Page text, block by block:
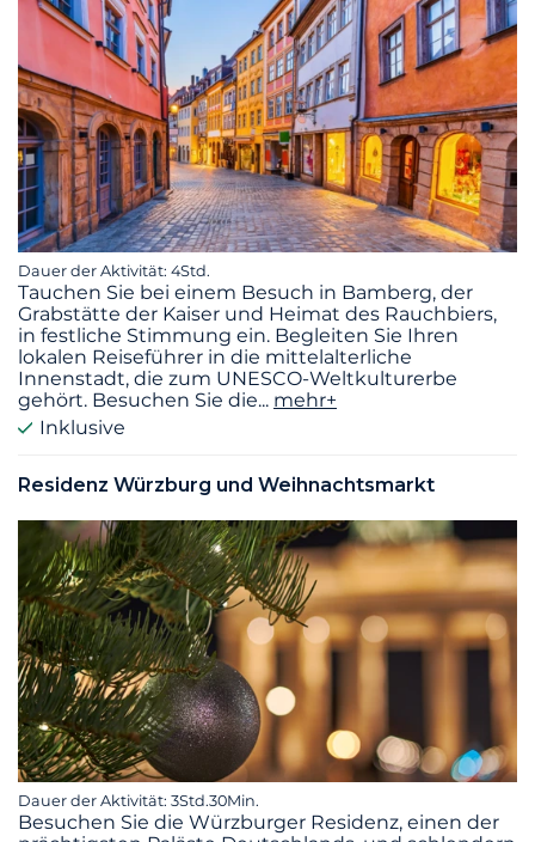
Dauer der Aktivität: 4Std.
Tauchen Sie bei einem Besuch in Bamberg, der
Grabstätte der Kaiser und Heimat des Rauchbiers,
in festliche Stimmung ein. Begleiten Sie Ihren
lokalen Reiseführer in die mittelalterliche
Innenstadt, die zum UNESCO-Weltkulturerbe
gehört. Besuchen Sie die... mehr+
Inklusive
Residenz Würzburg und Weihnachtsmarkt
Dauer der Aktivität: 3Std.30Min.
Besuchen Sie die Würzburger Residenz, einen der